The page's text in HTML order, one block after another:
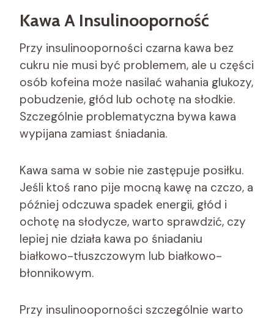
Kawa A Insulinooporność
Przy insulinooporności czarna kawa bez
cukru nie musi być problemem, ale u części
osób kofeina może nasilać wahania glukozy,
pobudzenie, głód lub ochotę na słodkie.
Szczególnie problematyczna bywa kawa
wypijana zamiast śniadania.
Kawa sama w sobie nie zastępuje posiłku.
Jeśli ktoś rano pije mocną kawę na czczo, a
później odczuwa spadek energii, głód i
ochotę na słodycze, warto sprawdzić, czy
lepiej nie działa kawa po śniadaniu
białkowo-tłuszczowym lub białkowo-
błonnikowym.
Przy insulinooporności szczególnie warto